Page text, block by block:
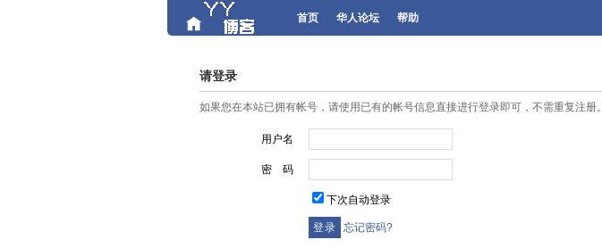
首页 华人论坛 帮助
请登录
如果您在本站已拥有帐号，请使用已有的帐号信息直接进行登录即可，不需重复注册。
用户名
密 码
下次自动登录
忘记密码?